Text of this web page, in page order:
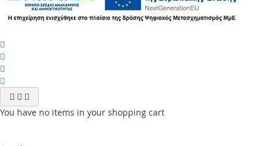
You have no items in your shopping cart